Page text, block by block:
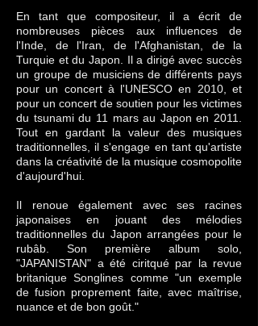
En tant que compositeur, il a écrit de
nombreuses pièces aux influences de
l'Inde, de l'Iran, de l'Afghanistan, de la
Turquie et du Japon. Il a dirigé avec succès
un groupe de musiciens de différents pays
pour un concert à l'UNESCO en 2010, et
pour un concert de soutien pour les victimes
du tsunami du 11 mars au Japon en 2011.
Tout en gardant la valeur des musiques
traditionnelles, il s'engage en tant qu'artiste
dans la créativité de la musique cosmopolite
d'aujourd'hui.
Il renoue également avec ses racines
japonaises en jouant des mélodies
traditionnelles du Japon arrangées pour le
rubâb. Son première album solo,
"JAPANISTAN" a été ciritqué par la revue
britanique Songlines comme "un exemple
de fusion proprement faite, avec maîtrise,
nuance et de bon goût."